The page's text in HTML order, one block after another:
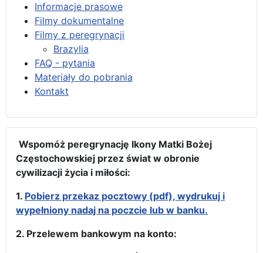
Informacje prasowe
Filmy dokumentalne
Filmy z peregrynacji
Brazylia
FAQ - pytania
Materiały do pobrania
Kontakt
Wspomóż peregrynację Ikony Matki Bożej
Częstochowskiej przez świat w obronie
cywilizacji życia i miłości:
1. Pobierz przekaz pocztowy (pdf), wydrukuj i
wypełniony nadaj na poczcie lub w banku.
2. Przelewem bankowym na konto: